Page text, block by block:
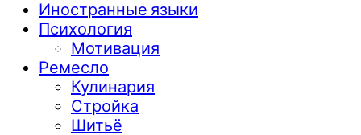
Иностранные языки
Психология
Мотивация
Ремесло
Кулинария
Стройка
Шитьё